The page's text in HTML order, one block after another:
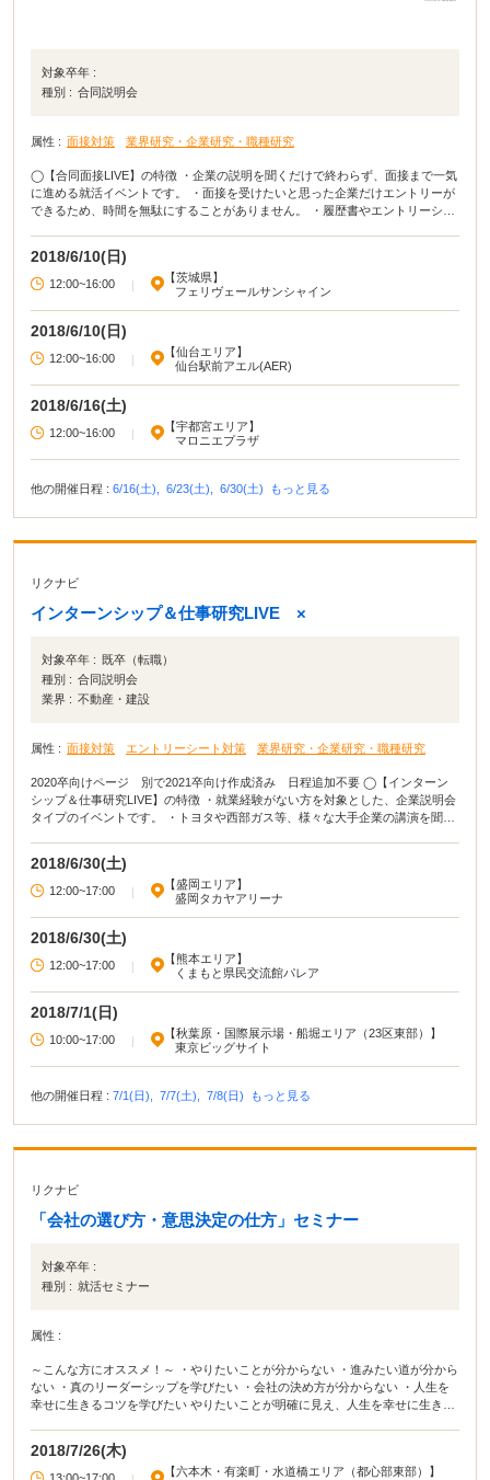
対象卒年 :
種別 : 合同説明会
属性 : 面接対策 業界研究・企業研究・職種研究
◯【合同面接LIVE】の特徴 ・企業の説明を聞くだけで終わらず、面接まで一気
に進める就活イベントです。 ・面接を受けたいと思った企業だけエントリーが
できるため、時間を無駄にすることがありません。 ・履歴書やエントリーシー
す。 ◯イベカツ編集部review 履歴書・エントリーシートを書く時間や、書類選
考の結果を待つ時間などを、もったいないと感じている就活生に朗報です。合
同面接LIVEならば、説明を聞いたその日に面接まで進めるため、就活をある程
も、合同面接LIVEの嬉しい特典といえるでしょう。
2018/6/10(日)
12:00~16:00 |
【茨城県】
フェリヴェールサンシャイン
2018/6/10(日)
12:00~16:00 |
【仙台エリア】
仙台駅前アエル(AER)
2018/6/16(土)
12:00~16:00 |
【宇都宮エリア】
マロニエプラザ
他の開催日程 : 6/16(土), 6/23(土), 6/30(土) もっと見る
リクナビ
インターンシップ＆仕事研究LIVE ×
対象卒年 : 既卒（転職）
種別 : 合同説明会
業界 : 不動産・建設
属性 : 面接対策 エントリーシート対策 業界研究・企業研究・職種研究
2020卒向けページ 別で2021卒向け作成済み 日程追加不要 ◯【インターン
シップ＆仕事研究LIVE】の特徴 ・就業経験がない方を対象とした、企業説明会
タイプのイベントです。 ・トヨタや西部ガス等、様々な大手企業の講演を聞く
されます。 ・イベント参加者用の無料送迎バスあり！ ◯イベカツ編集部review
大手就活サイト「リクナビ」が主催の大規模イベントです！各ブースで企業説
明会を実施いたします。エントリーページで会場ごとのスケジュールが確認で
きるため、企業講演等を含めてスケジュール調整しやすいのも魅力です！計画
2018/6/30(土)
12:00~17:00 |
【盛岡エリア】
盛岡タカヤアリーナ
2018/6/30(土)
12:00~17:00 |
【熊本エリア】
くまもと県民交流館パレア
2018/7/1(日)
10:00~17:00 |
【秋葉原・国際展示場・船堀エリア（23区東部）】
東京ビッグサイト
他の開催日程 : 7/1(日), 7/7(土), 7/8(日) もっと見る
リクナビ
「会社の選び方・意思決定の仕方」セミナー
対象卒年 :
種別 : 就活セミナー
属性 :
～こんな方にオススメ！～ ・やりたいことが分からない ・進みたい道が分から
ない ・真のリーダーシップを学びたい ・会社の決め方が分からない ・人生を
幸せに生きるコツを学びたい やりたいことが明確に見え、人生を幸せに生きる
2018/7/26(木)
【六本木・有楽町・水道橋エリア（都心部東部）】